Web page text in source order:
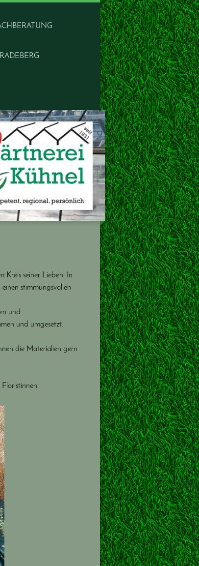
Kreis seiner Lieben. In
stimmungsvollen
und
und umgesetzt.
die Materialien gern